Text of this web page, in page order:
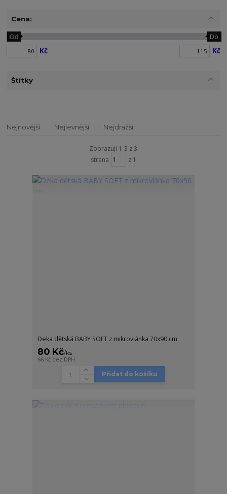
Cena:
Kč
Od Do
Kč
Štítky
Nejnovější Nejlevnější Nejdražší
Zobrazuji 1-3 z 3
strana
z 1
Deka dětská BABY SOFT z mikrovlánka 70x90 cm
80 Kč/ks
66 Kč bez DPH
Přidat do košíku